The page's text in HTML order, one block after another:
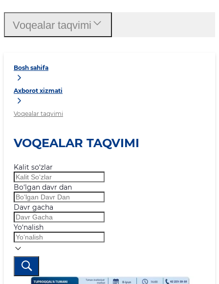
Bosh sahifa
Axborot xizmati
Voqealar taqvimi
VOQEALAR TAQVIMI
Kalit so‘zlar
Bo‘lgan davr dan
Davr gacha
Yo‘nalish
Voqealar taqvimi